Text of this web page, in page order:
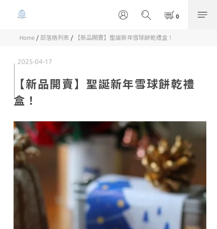
Home / 部落格列表 / 【新品開賣】聖誕新年雪球餅乾禮盒！
2025-04-17
【新品開賣】聖誕新年雪球餅乾禮
盒！